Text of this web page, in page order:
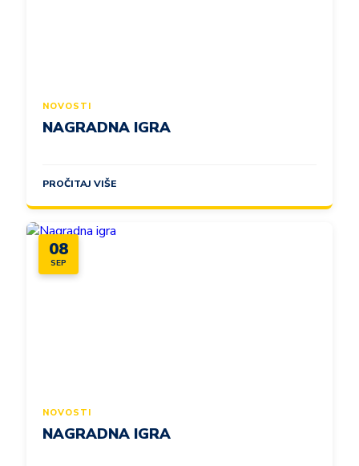
NOVOSTI
NAGRADNA IGRA
PROČITAJ VIŠE
08
SEP
NOVOSTI
NAGRADNA IGRA